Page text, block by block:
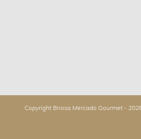
Copyright Briosa Mercado Gourmet -